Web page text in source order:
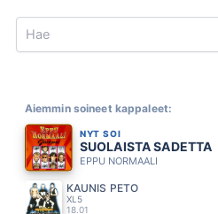
Search
Aiemmin soineet kappaleet:
NYT SOI
SUOLAISTA SADETTA
EPPU NORMAALI
KAUNIS PETO
XL5
18.01